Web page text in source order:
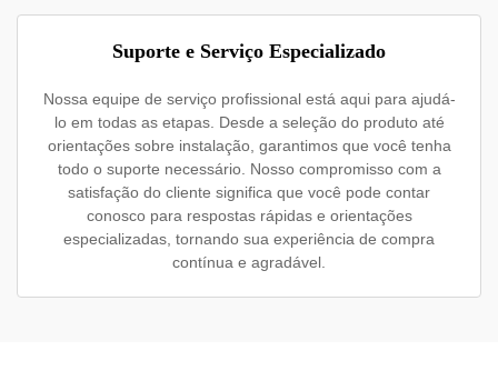
Suporte e Serviço Especializado
Nossa equipe de serviço profissional está aqui para ajudá-
lo em todas as etapas. Desde a seleção do produto até
orientações sobre instalação, garantimos que você tenha
todo o suporte necessário. Nosso compromisso com a
satisfação do cliente significa que você pode contar
conosco para respostas rápidas e orientações
especializadas, tornando sua experiência de compra
contínua e agradável.